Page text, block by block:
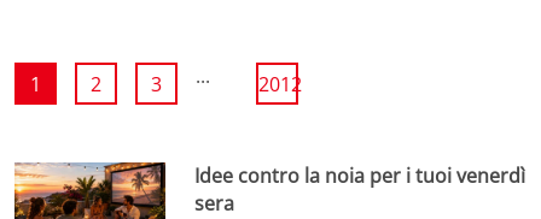
1 2 3 ... 2012
Idee contro la noia per i tuoi venerdì
sera